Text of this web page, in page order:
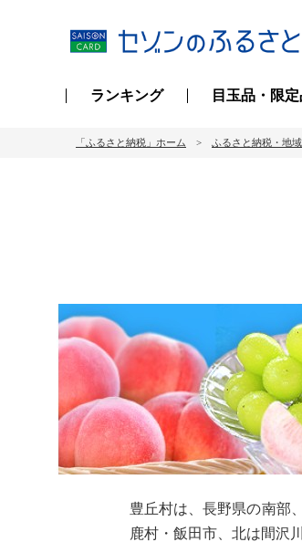
ランキング 目玉品・限
「ふるさと納税」ホーム ふるさと納税・地
豊丘村は、長野県の南部
鹿村・飯田市、北は間沢